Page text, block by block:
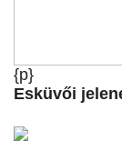
{p}
Esküvői